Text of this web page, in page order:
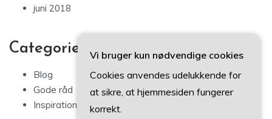
juni 2018
Categories
Blog
Gode råd
Inspiration
Vi bruger kun nødvendige cookies
Cookies anvendes udelukkende for
at sikre, at hjemmesiden fungerer
korrekt.